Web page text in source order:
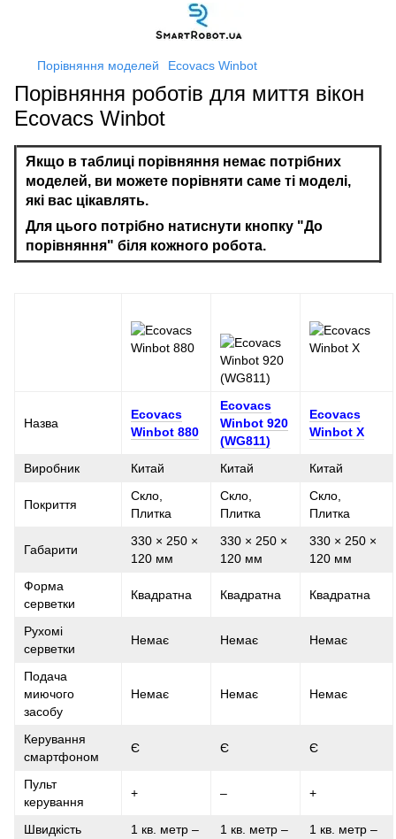
Порівняння моделей Ecovacs Winbot
Порівняння роботів для миття вікон
Ecovacs Winbot
Якщо в таблиці порівняння немає потрібних
моделей, ви можете порівняти саме ті моделі,
які вас цікавлять.
Для цього потрібно натиснути кнопку "До
порівняння" біля кожного робота.
Назва
Ecovacs
Winbot 880
Ecovacs
Winbot 920
(WG811)
Ecovacs
Winbot X
Виробник Китай Китай Китай
Покриття
Скло,
Плитка
Скло,
Плитка
Скло,
Плитка
Габарити
330 × 250 ×
120 мм
330 × 250 ×
120 мм
330 × 250 ×
120 мм
Форма
серветки
Квадратна Квадратна Квадратна
Рухомі
серветки
Немає Немає Немає
Подача
миючого
засобу
Немає Немає Немає
Керування
смартфоном
Є Є Є
Пульт
керування
+ – +
Швидкість
1 кв. метр –
1 кв. метр –
1 кв. метр –